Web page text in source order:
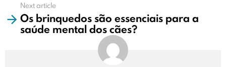
Next article
Os brinquedos são essenciais para a
saúde mental dos cães?